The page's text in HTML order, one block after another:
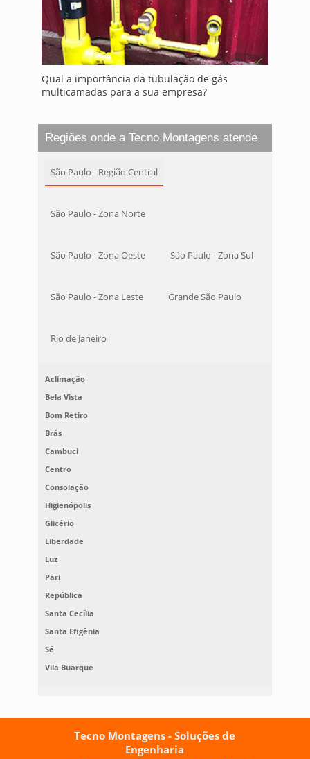
Qual a importância da tubulação de gás
multicamadas para a sua empresa?
Regiões onde a Tecno Montagens atende
São Paulo - Região Central
São Paulo - Zona Norte
São Paulo - Zona Oeste São Paulo - Zona Sul
São Paulo - Zona Leste Grande São Paulo
Rio de Janeiro
Aclimação
Bela Vista
Bom Retiro
Brás
Cambuci
Centro
Consolação
Higienópolis
Glicério
Liberdade
Luz
Pari
República
Santa Cecília
Santa Efigênia
Sé
Vila Buarque
Tecno Montagens - Soluções de
Engenharia